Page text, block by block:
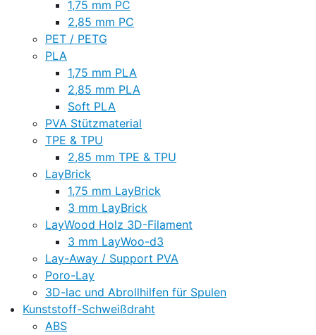
1,75 mm PC
2,85 mm PC
PET / PETG
PLA
1,75 mm PLA
2,85 mm PLA
Soft PLA
PVA Stützmaterial
TPE & TPU
2,85 mm TPE & TPU
LayBrick
1,75 mm LayBrick
3 mm LayBrick
LayWood Holz 3D-Filament
3 mm LayWoo-d3
Lay-Away / Support PVA
Poro-Lay
3D-lac und Abrollhilfen für Spulen
Kunststoff-Schweißdraht
ABS